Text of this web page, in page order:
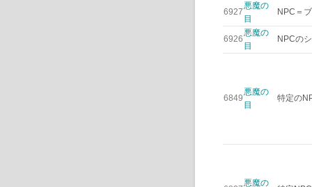
6927
悪魔の
目
NPC＝
6926
悪魔の
目
NPCの
6849
悪魔の
目
特定の
悪魔の